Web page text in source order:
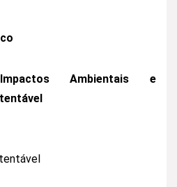
Ambientais e